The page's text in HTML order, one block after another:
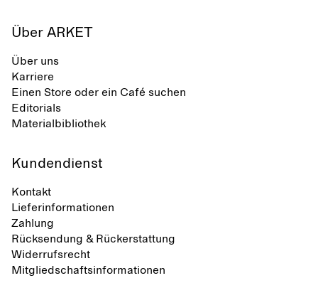
Über ARKET
Über uns
Karriere
Einen Store oder ein Café suchen
Editorials
Materialbibliothek
Kundendienst
Kontakt
Lieferinformationen
Zahlung
Rücksendung & Rückerstattung
Widerrufsrecht
Mitgliedschaftsinformationen